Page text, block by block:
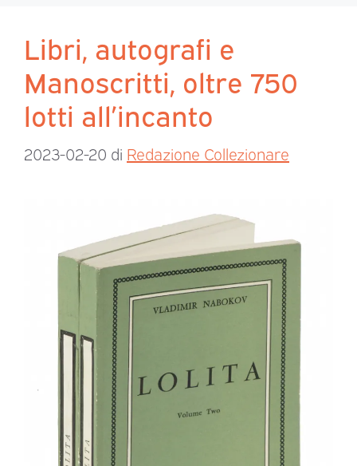
Libri, autografi e
Manoscritti, oltre 750
lotti all’incanto
2023-02-20 di Redazione Collezionare